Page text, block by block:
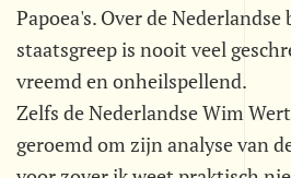
Papoea's. Over de
staatsgreep is nooit veel
vreemd en onheilspellend.
Zelfs de Nederlandse Wim
geroemd om zijn analyse van